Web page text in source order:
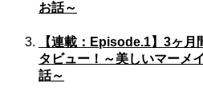
お話～
【連載：Episode.1】3ヶ
タビュー！～美しいマーメ
話～